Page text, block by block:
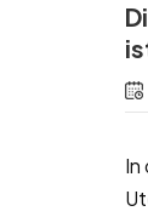
In